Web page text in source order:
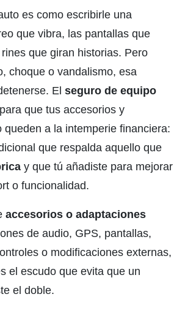
es como escribirle una
que vibra, las pantallas que
que giran historias. Pero
choque o vandalismo, esa
El seguro de equipo
que tus accesorios y
queden a la intemperie financiera:
que respalda aquello que
y que tú añadiste para mejorar
o funcionalidad.
accesorios o adaptaciones
de audio, GPS, pantallas,
o modificaciones externas,
el escudo que evita que un
el doble.